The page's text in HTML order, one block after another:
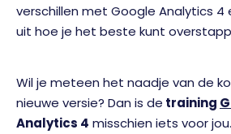
verschillen met Google Analytics 4
uit hoe je het beste kunt
Wil je meteen het naadje van de
nieuwe versie? Dan is de training
Analytics 4 misschien iets voor